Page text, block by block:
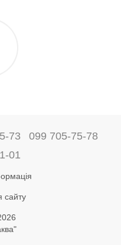
73
099 705-75-78
01
сайту